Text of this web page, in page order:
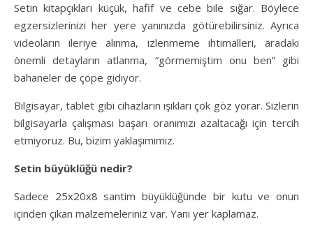
Setin kitapçıkları küçük, hafif ve cebe bile sığar. Böylece
egzersizlerinizi her yere yanınızda götürebilirsiniz. Ayrıca
videoların ileriye alınma, izlenmeme ihtimalleri, aradaki
önemli detayların atlanma, “görmemiştim onu ben” gibi
bahaneler de çöpe gidiyor.
Bilgisayar, tablet gibi cihazların ışıkları çok göz yorar. Sizlerin
bilgisayarla çalışması başarı oranımızı azaltacağı için tercih
etmiyoruz. Bu, bizim yaklaşımımız.
Setin büyüklüğü nedir?
Sadece 25x20x8 santim büyüklüğünde bir kutu ve onun
içinden çıkan malzemeleriniz var. Yani yer kaplamaz.